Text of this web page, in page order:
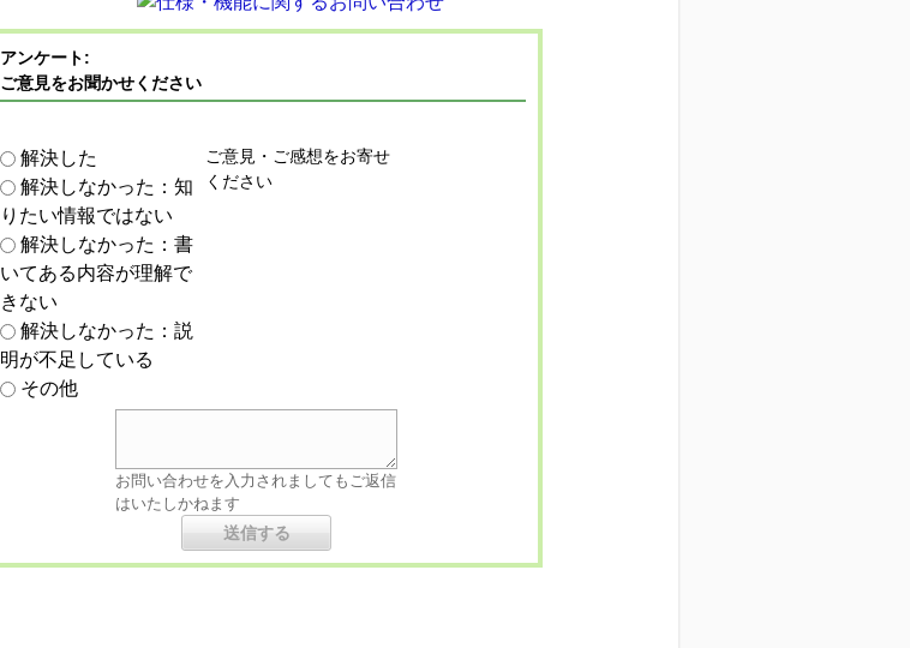
アンケート:
ご意見をお聞かせください
解決した
解決しなかった：知
りたい情報ではない
解決しなかった：書
いてある内容が理解で
きない
解決しなかった：説
明が不足している
その他
ご意見・ご感想をお寄せ
ください
お問い合わせを入力されましてもご返信
はいたしかねます